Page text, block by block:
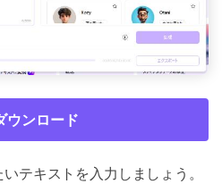
ウンロード
テキストを入力しましょう。